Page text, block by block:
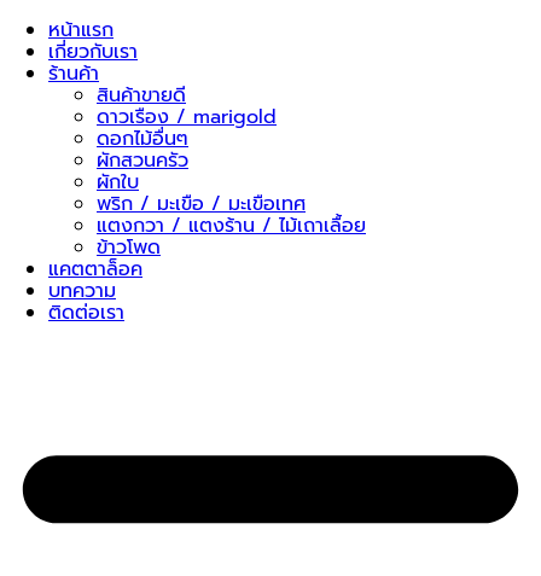
Skip
content
หน้าแรก
เกี่ยวกับเรา
ร้านค้า
สินค้าขายดี
ดาวเรือง / marigold
ดอกไม้อื่นๆ
ผักสวนครัว
ผักใบ
พริก / มะเขือ / มะเขือเทศ
แตงกวา / แตงร้าน / ไม้เถาเลื้อย
ข้าวโพด
แคตตาล็อค
บทความ
ติดต่อเรา